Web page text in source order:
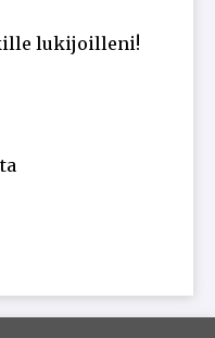
lu­ki­joil­le­ni!